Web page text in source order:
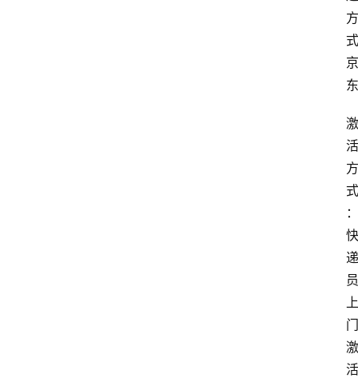
方
式
京
东
激
活
方
式
：
快
递
员
上
门
激
活